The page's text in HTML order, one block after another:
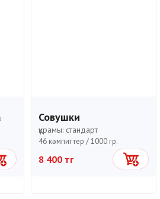
Совушки
құрамы: стандарт
46 кәмпиттер /1000 гр.
8 400 тг Себетке